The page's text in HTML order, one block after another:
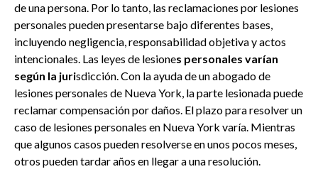
de una persona. Por lo tanto, las reclamaciones por lesiones
personales pueden presentarse bajo diferentes bases,
incluyendo negligencia, responsabilidad objetiva y actos
intencionales. Las leyes de lesiones personales varían
según la jurisdicción. Con la ayuda de un abogado de
lesiones personales de Nueva York, la parte lesionada puede
reclamar compensación por daños. El plazo para resolver un
caso de lesiones personales en Nueva York varía. Mientras
que algunos casos pueden resolverse en unos pocos meses,
otros pueden tardar años en llegar a una resolución.